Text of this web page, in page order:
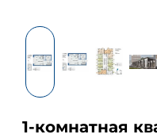
1-комнатная